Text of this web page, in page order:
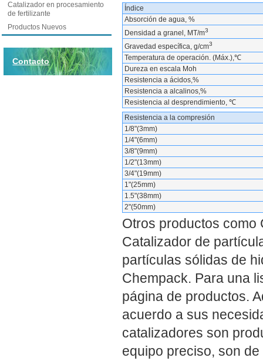
Catalizador en procesamiento
de fertilizante
Productos Nuevos
Contacto
Índice
Absorción de agua, %
Densidad a granel, MT/m3
Gravedad específica, g/cm3
Temperatura de operación. (Máx.),℃
Dureza en escala Moh
Resistencia a ácidos,%
Resistencia a alcalinos,%
Resistencia al desprendimiento, ℃
Resistencia a la compresión
1/8"(3mm)
1/4"(6mm)
3/8"(9mm)
1/2"(13mm)
3/4"(19mm)
1"(25mm)
1.5"(38mm)
2"(50mm)
Otros productos como
Catalizador de
partículas sólidas de
Chempack. Para una
página de productos.
acuerdo a sus
catalizadores son
equipo preciso, son